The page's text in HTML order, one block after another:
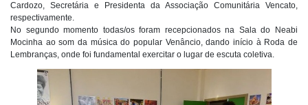
Cardozo, Secretária e Presidenta da Associação Comunitária Vencato,
respectivamente.
No segundo momento todas/os foram recepcionados na Sala do Neabi
Mocinha ao som da música do popular Venâncio, dando início à Roda de
Lembranças, onde foi fundamental exercitar o lugar de escuta coletiva.